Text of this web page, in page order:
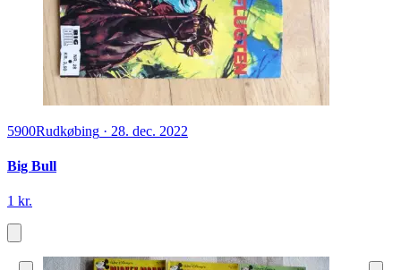
5900Rudkøbing · 28. dec. 2022
Big Bull
1 kr.